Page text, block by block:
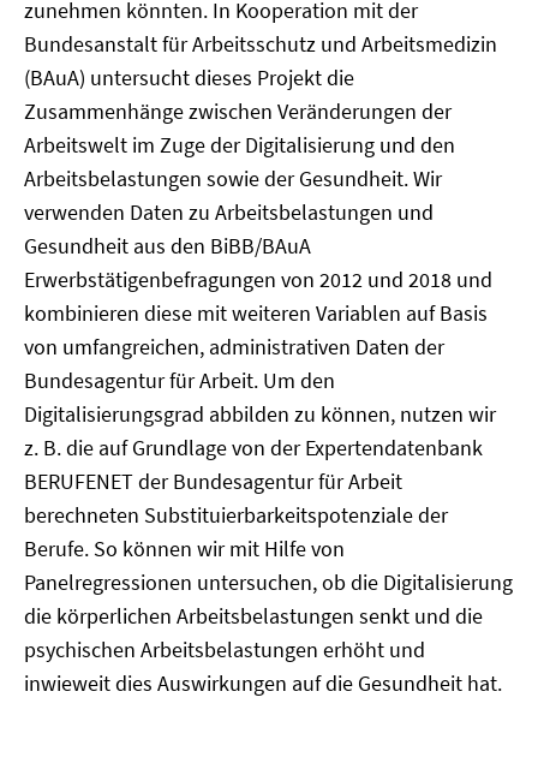
zunehmen könnten. In Kooperation mit der
Bundesanstalt für Arbeitsschutz und Arbeitsmedizin
(BAuA) untersucht dieses Projekt die
Zusammenhänge zwischen Veränderungen der
Arbeitswelt im Zuge der Digitalisierung und den
Arbeitsbelastungen sowie der Gesundheit. Wir
verwenden Daten zu Arbeitsbelastungen und
Gesundheit aus den BiBB/BAuA
Erwerbstätigenbefragungen von 2012 und 2018 und
kombinieren diese mit weiteren Variablen auf Basis
von umfangreichen, administrativen Daten der
Bundesagentur für Arbeit. Um den
Digitalisierungsgrad abbilden zu können, nutzen wir
z. B. die auf Grundlage von der Expertendatenbank
BERUFENET der Bundesagentur für Arbeit
berechneten Substituierbarkeitspotenziale der
Berufe. So können wir mit Hilfe von
Panelregressionen untersuchen, ob die Digitalisierung
die körperlichen Arbeitsbelastungen senkt und die
psychischen Arbeitsbelastungen erhöht und
inwieweit dies Auswirkungen auf die Gesundheit hat.